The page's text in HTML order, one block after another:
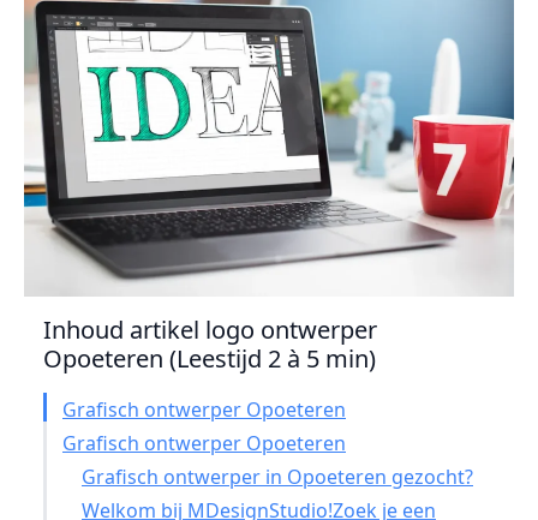
Inhoud artikel logo ontwerper
Opoeteren (Leestijd 2 à 5 min)
Grafisch ontwerper Opoeteren
Grafisch ontwerper Opoeteren
Grafisch ontwerper in Opoeteren gezocht?
Welkom bij MDesignStudio!Zoek je een